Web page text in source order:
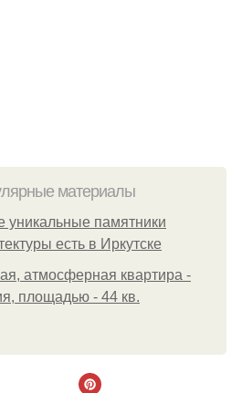
материалы
уникальные памятники
есть в Иркутске
атмосферная квартира -
площадью - 44 кв.